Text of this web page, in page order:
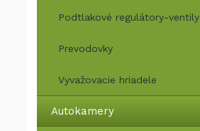
Podtlakové regulátory-ventily
Prevodovky
Vyvažovacie hriadele
Autokamery